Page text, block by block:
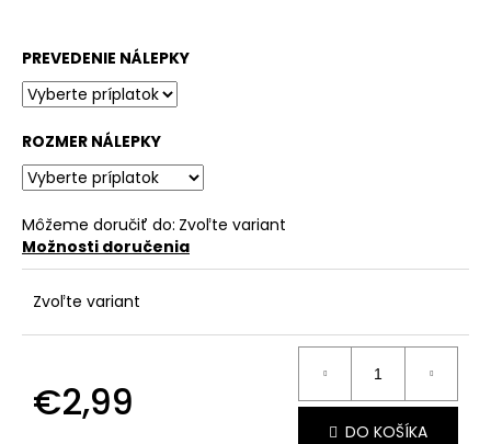
PREVEDENIE NÁLEPKY
ROZMER NÁLEPKY
Môžeme doručiť do: Zvoľte variant
Možnosti doručenia
Zvoľte variant
€2,99
DO KOŠÍKA